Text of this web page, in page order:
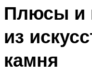
Плюсы и
из
камня